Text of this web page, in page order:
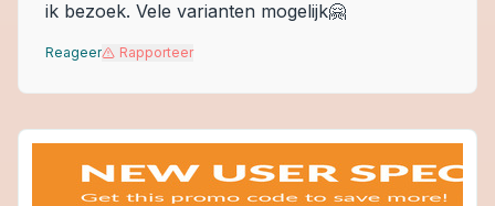
ik bezoek. Vele varianten mogelijk🤗
Reageer Rapporteer